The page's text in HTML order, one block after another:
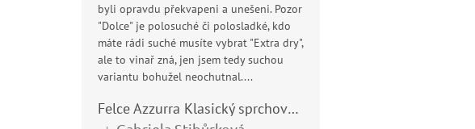
byli opravdu překvapeni a unešeni. Pozor
"Dolce" je polosuché či polosladké, kdo
máte rádi suché musíte vybrat "Extra dry",
ale to vinař zná, jen jsem tedy suchou
variantu bohužel neochutnal....
Felce Azzurra Klasický sprchový gel - doccia gel 400ml